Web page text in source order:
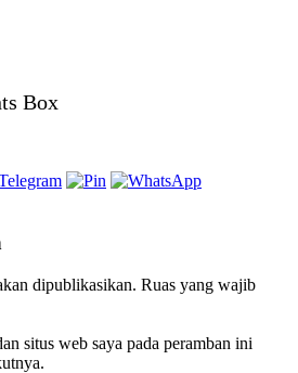
Box
dipublikasikan. Ruas yang wajib
situs web saya pada peramban ini